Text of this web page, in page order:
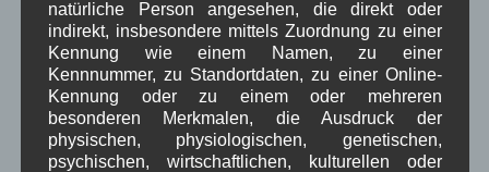
1250-Jahre AlpenRaum Arbeitsgruppe 1-13
Arbeitsmarkt ,Asyl Bauvorhaben ,
Bildergalerie , Brauchtum ,Corona ,
Dorferneuerung , Dorfleben ,
natürliche Person angesehen, die direkt oder
indirekt, insbesondere mittels Zuordnung zu einer
Kennung wie einem Namen, zu einer
Kennnummer, zu Standortdaten, zu einer Online-
Kennung oder zu einem oder mehreren
besonderen Merkmalen, die Ausdruck der
physischen, physiologischen, genetischen,
psychischen, wirtschaftlichen, kulturellen oder